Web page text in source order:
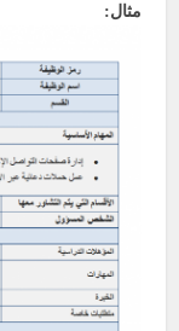
مثال: